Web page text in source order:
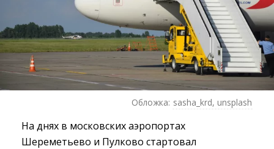
Обложка: sasha_krd, unsplash
На днях в московских аэропортах
Шереметьево и Пулково стартовал